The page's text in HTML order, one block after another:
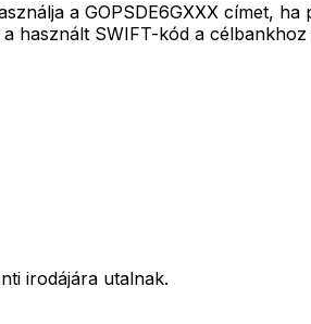
a GOPSDE6GXXX címet, ha
használt SWIFT-kód a
irodájára utalnak.